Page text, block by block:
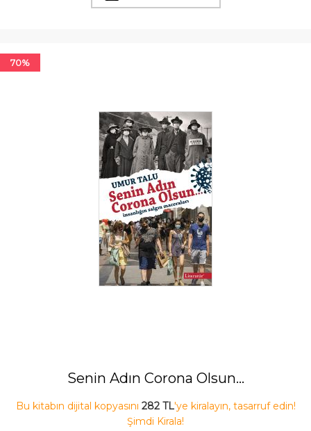
70%
Senin Adın Corona Olsun…
Bu kitabın dijital kopyasını 282 TL'ye kiralayın, tasarruf edin!
Şimdi Kirala!